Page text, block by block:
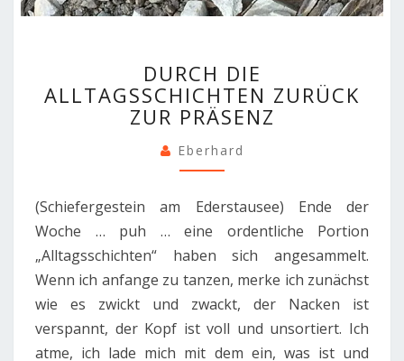
DIE
ALLTAGSSCHICHTEN
ZURÜCK
PRÄSENZ
DURCH DIE
ALLTAGSSCHICHTEN ZURÜCK
ZUR PRÄSENZ
Eberhard
(Schiefergestein am Ederstausee) Ende der
Woche … puh … eine ordentliche Portion
„Alltagsschichten“ haben sich angesammelt.
Wenn ich anfange zu tanzen, merke ich zunächst
wie es zwickt und zwackt, der Nacken ist
verspannt, der Kopf ist voll und unsortiert. Ich
atme, ich lade mich mit dem ein, was ist und